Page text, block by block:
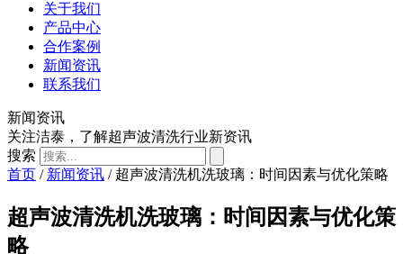
关于我们
产品中心
合作案例
新闻资讯
联系我们
新闻资讯
关注洁泰，了解超声波清洗行业新资讯
搜索
首页 / 新闻资讯 / 超声波清洗机洗玻璃：时间因素与优化策略
超声波清洗机洗玻璃：时间因素与优化策
略